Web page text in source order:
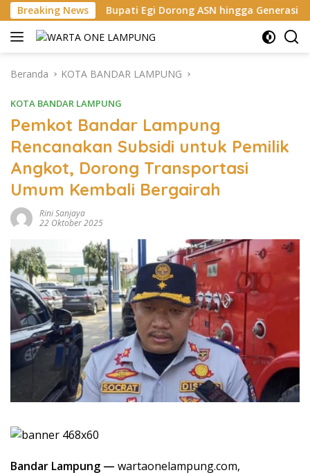
Langsung
ke
konten
Breaking News
Bupati Egi Dorong ASN hingga Generasi Muda Kuasai AI,
Beranda KOTA BANDAR LAMPUNG
KOTA BANDAR LAMPUNG
Pemkot Bandar Lampung
Rencanakan Subsidi untuk Pemilik
Angkot, Dorong Transportasi
Umum Kembali Bergairah
Rini Sanjaya
22 Oktober 2025
Bandar Lampung — wartaonelampung.com,